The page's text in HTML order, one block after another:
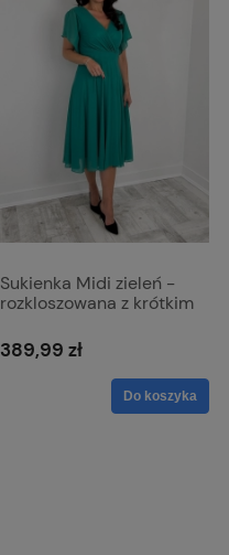
Sukienka Midi zieleń -
rozkloszowana z krótkim
389,99 zł
Do koszyka